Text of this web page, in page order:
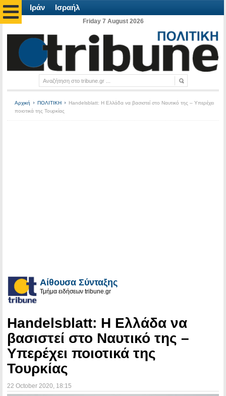
Ιράν Ισραήλ
Friday 7 August 2026
Αρχική ΠΟΛΙΤΙΚΗ
Handelsblatt: Η Ελλάδα να βασιστεί στο Ναυτικό της – Υπερέχει
ποιοτικά της Τουρκίας
Αίθουσα Σύνταξης
Τμήμα ειδήσεων tribune.gr
Handelsblatt: Η Ελλάδα να
βασιστεί στο Ναυτικό της –
Υπερέχει ποιοτικά της
Τουρκίας
22 October 2020 , 18:15